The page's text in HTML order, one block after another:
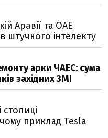
Аравії та ОАЕ
штучного інтелекту
арки ЧАЕС: сума
західних ЗМІ
столиці
приклад Tesla